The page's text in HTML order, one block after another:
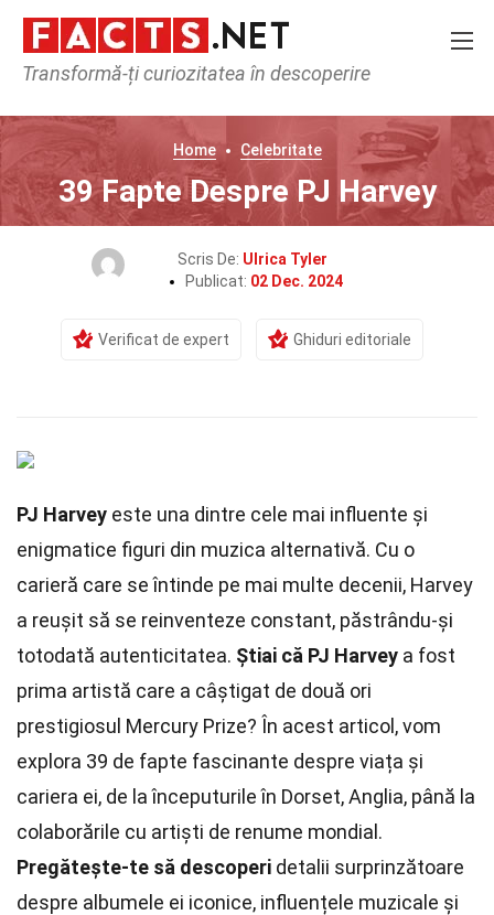
Transformă-ți curiozitatea în descoperire
Home Celebritate
39 Fapte Despre PJ Harvey
Scris De: Ulrica Tyler
Publicat: 02 Dec. 2024
Verificat de expert Ghiduri editoriale
PJ Harvey este una dintre cele mai influente și
enigmatice figuri din muzica alternativă. Cu o
carieră care se întinde pe mai multe decenii, Harvey
a reușit să se reinventeze constant, păstrându-și
totodată autenticitatea. Știai că PJ Harvey a fost
prima artistă care a câștigat de două ori
prestigiosul Mercury Prize? În acest articol, vom
explora 39 de fapte fascinante despre viața și
cariera ei, de la începuturile în Dorset, Anglia, până la
colaborările cu artiști de renume mondial.
Pregătește-te să descoperi detalii surprinzătoare
despre albumele ei iconice, influențele muzicale și